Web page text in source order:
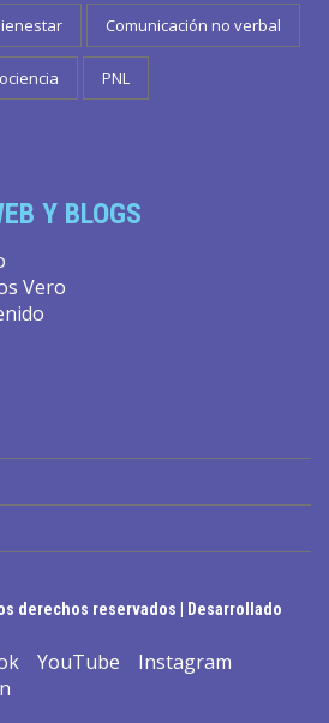
Comunicación no verbal
PNL
Y BLOGS
Vero
derechos reservados | Desarrollado
YouTube
Instagram